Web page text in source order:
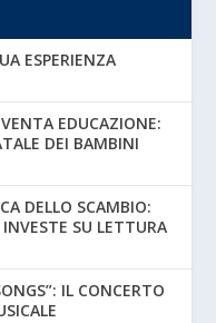
ESPERIENZA
EDUCAZIONE:
DEI BAMBINI
DELLO SCAMBIO:
SU LETTURA
IL CONCERTO